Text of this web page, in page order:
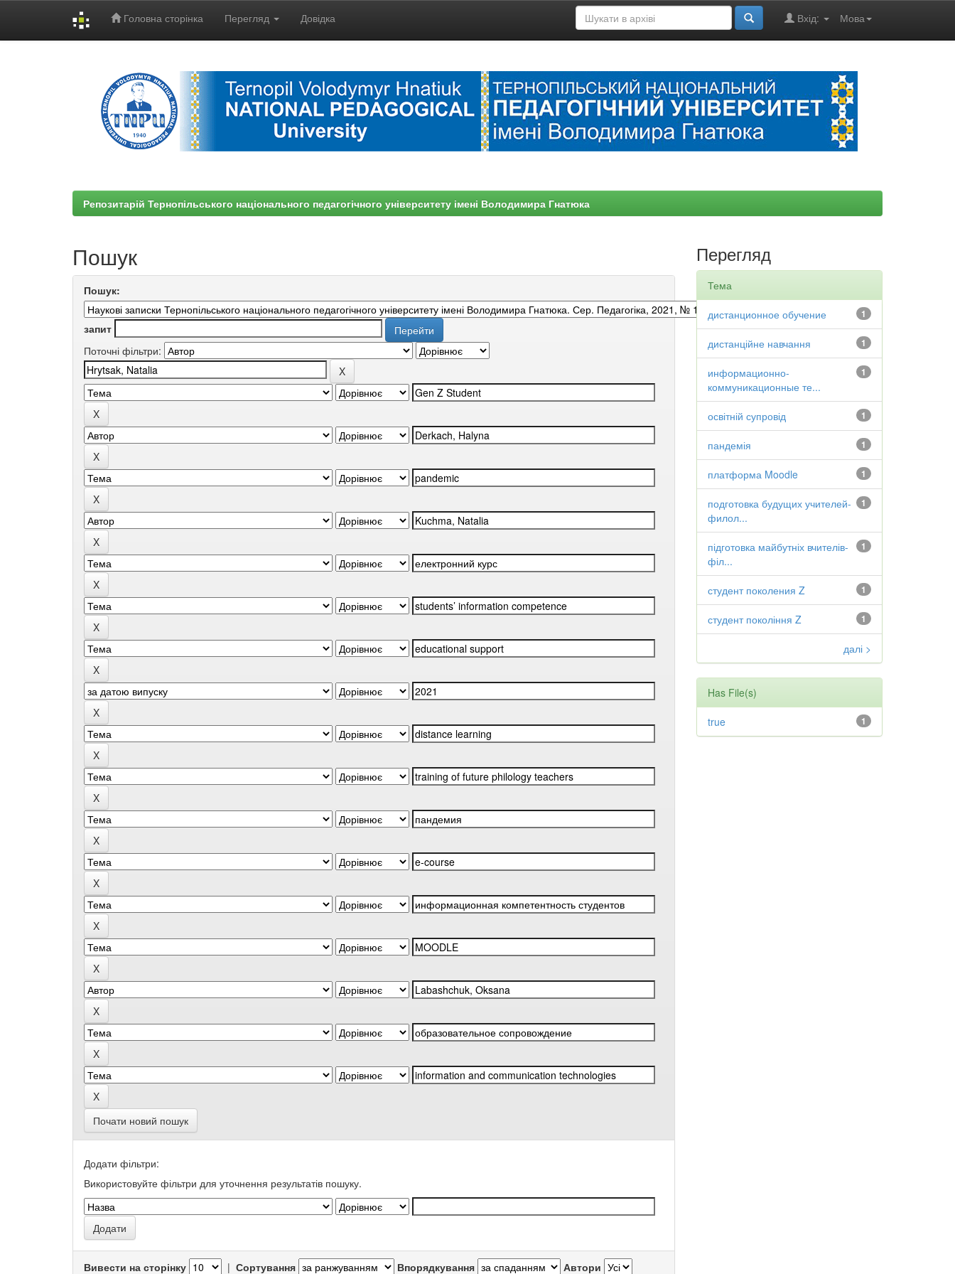
Головна сторінка Перегляд Довідка Мова
Вхід:
Репозитарій Тернопільського національного педагогічного університету імені Володимира Гнатюка
Пошук
Пошук:
запит
Поточні фільтри:
Почати новий пошук
Додати фільтри:
Використовуйте фільтри для уточнення результатів пошуку.
Вивести на сторінку | Сортування Впорядкування Автори
Перегляд
Тема
1
дистанционное обучение
1
дистанційне навчання
1
информационно-
коммуникационные те...
1
освітній супровід
1
пандемія
1
платформа Moodle
1
подготовка будущих учителей-
филол...
1
підготовка майбутніх вчителів-
філ...
1
студент поколения Z
1
студент покоління Z
далі >
Has File(s)
1
true